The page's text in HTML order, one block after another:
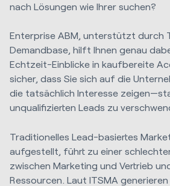
nach Lösungen wie Ihrer suchen?
Enterprise ABM, unterstützt durch
Demandbase, hilft Ihnen genau
Echtzeit-Einblicke in kaufbereite
sicher, dass Sie sich auf die
die tatsächlich Interesse
unqualifizierten Leads zu
Traditionelles Lead-basiertes
aufgestellt, führt zu einer
zwischen Marketing und Vertrieb
Ressourcen. Laut ITSMA